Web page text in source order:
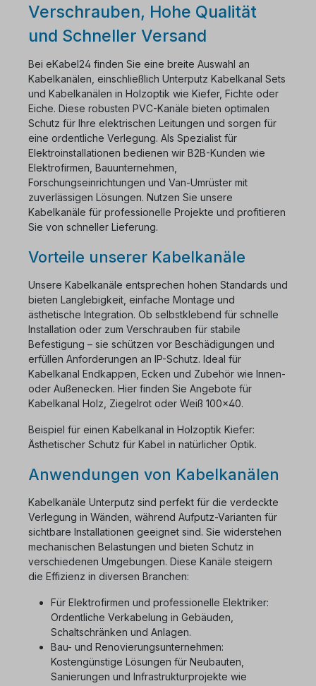
Verschrauben, Hohe Qualität
und Schneller Versand
Bei eKabel24 finden Sie eine breite Auswahl an
Kabelkanälen, einschließlich Unterputz Kabelkanal Sets
und Kabelkanälen in Holzoptik wie Kiefer, Fichte oder
Eiche. Diese robusten PVC-Kanäle bieten optimalen
Schutz für Ihre elektrischen Leitungen und sorgen für
eine ordentliche Verlegung. Als Spezialist für
Elektroinstallationen bedienen wir B2B-Kunden wie
Elektrofirmen, Bauunternehmen,
Forschungseinrichtungen und Van-Umrüster mit
zuverlässigen Lösungen. Nutzen Sie unsere
Kabelkanäle für professionelle Projekte und profitieren
Sie von schneller Lieferung.
Vorteile unserer Kabelkanäle
Unsere Kabelkanäle entsprechen hohen Standards und
bieten Langlebigkeit, einfache Montage und
ästhetische Integration. Ob selbstklebend für schnelle
Installation oder zum Verschrauben für stabile
Befestigung – sie schützen vor Beschädigungen und
erfüllen Anforderungen an IP-Schutz. Ideal für
Kabelkanal Endkappen, Ecken und Zubehör wie Innen-
oder Außenecken. Hier finden Sie Angebote für
Kabelkanal Holz, Ziegelrot oder Weiß 100x40.
Beispiel für einen Kabelkanal in Holzoptik Kiefer:
Ästhetischer Schutz für Kabel in natürlicher Optik.
Anwendungen von Kabelkanälen
Kabelkanäle Unterputz sind perfekt für die verdeckte
Verlegung in Wänden, während Aufputz-Varianten für
sichtbare Installationen geeignet sind. Sie widerstehen
mechanischen Belastungen und bieten Schutz in
verschiedenen Umgebungen. Diese Kanäle steigern
die Effizienz in diversen Branchen:
Für Elektrofirmen und professionelle Elektriker:
Ordentliche Verkabelung in Gebäuden,
Schaltschränken und Anlagen.
Bau- und Renovierungsunternehmen:
Kostengünstige Lösungen für Neubauten,
Sanierungen und Infrastrukturprojekte wie